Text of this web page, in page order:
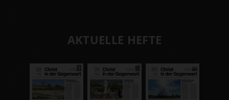
AKTUELLE HEFTE